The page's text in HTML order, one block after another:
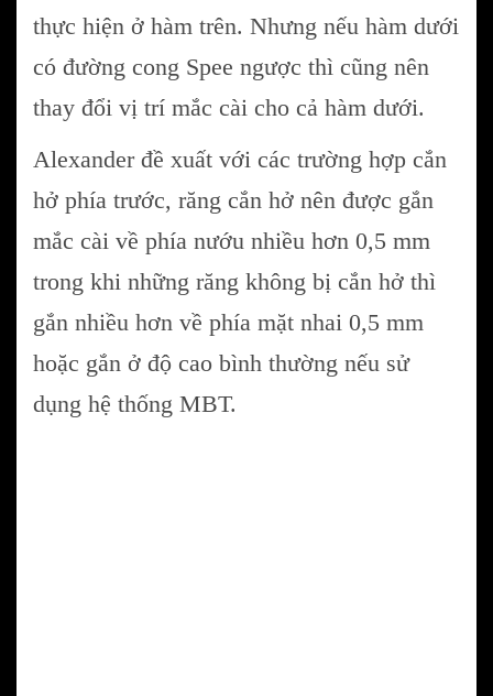
thực hiện ở hàm trên. Nhưng nếu hàm dưới
có đường cong Spee ngược thì cũng nên
thay đổi vị trí mắc cài cho cả hàm dưới.
Alexander đề xuất với các trường hợp cắn
hở phía trước, răng cắn hở nên được gắn
mắc cài về phía nướu nhiều hơn 0,5 mm
trong khi những răng không bị cắn hở thì
gắn nhiều hơn về phía mặt nhai 0,5 mm
hoặc gắn ở độ cao bình thường nếu sử
dụng hệ thống MBT.